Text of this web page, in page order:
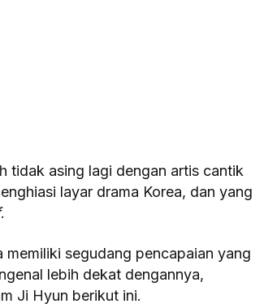
tidak asing lagi dengan artis cantik
layar drama Korea, dan yang
.
segudang pencapaian yang
lebih dekat dengannya,
Ji Hyun berikut ini.